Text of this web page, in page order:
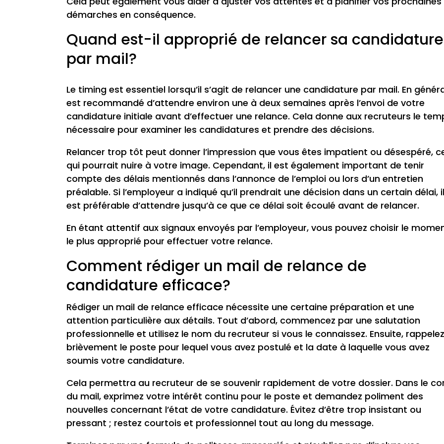
démarches en conséquence.
Quand est-il approprié de relancer sa candidature
par mail?
Le timing est essentiel lorsqu’il s’agit de relancer une candidature par mail. En
est recommandé d’attendre environ une à deux semaines après l’envoi de votre
candidature initiale avant d’effectuer une relance. Cela donne aux recruteurs le
nécessaire pour examiner les candidatures et prendre des décisions.
Relancer trop tôt peut donner l’impression que vous êtes impatient ou désespéré,
qui pourrait nuire à votre image. Cependant, il est également important de tenir
compte des délais mentionnés dans l’annonce de l’emploi ou lors d’un entretien
préalable. Si l’employeur a indiqué qu’il prendrait une décision dans un certain délai, il
est préférable d’attendre jusqu’à ce que ce délai soit écoulé avant de relancer.
En étant attentif aux signaux envoyés par l’employeur, vous pouvez choisir le
le plus approprié pour effectuer votre relance.
Comment rédiger un mail de relance de
candidature efficace?
Rédiger un mail de relance efficace nécessite une certaine préparation et une
attention particulière aux détails. Tout d’abord, commencez par une salutation
professionnelle et utilisez le nom du recruteur si vous le connaissez. Ensuite, rappelez
brièvement le poste pour lequel vous avez postulé et la date à laquelle vous avez
soumis votre candidature.
Cela permettra au recruteur de se souvenir rapidement de votre dossier. Dans le
du mail, exprimez votre intérêt continu pour le poste et demandez poliment des
nouvelles concernant l’état de votre candidature. Évitez d’être trop insistant ou
pressant ; restez courtois et professionnel tout au long du message.